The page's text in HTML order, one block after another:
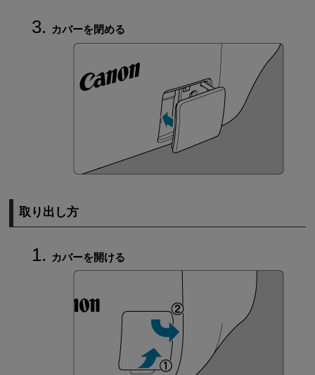
カバーを閉める
取り出し方
カバーを開ける